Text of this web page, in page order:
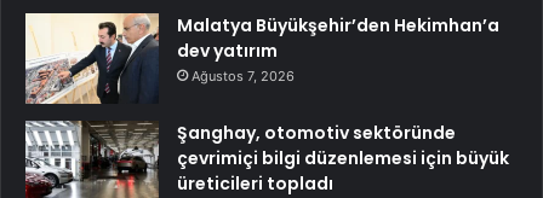
Malatya Büyükşehir’den Hekimhan’a
dev yatırım
Ağustos 7, 2026
Şanghay, otomotiv sektöründe
çevrimiçi bilgi düzenlemesi için büyük
üreticileri topladı